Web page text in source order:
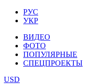
РУС
УКР
ВИДЕО
ФОТО
ПОПУЛЯРНЫЕ
СПЕЦПРОЕКТЫ
USD